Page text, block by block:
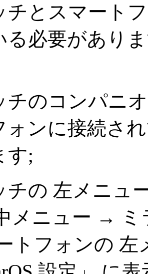
チとスマート
る必要があり
チのコンパニ
ォンに接続さ
す;
チの 左メニュ
メニュー → ミ
トフォンの